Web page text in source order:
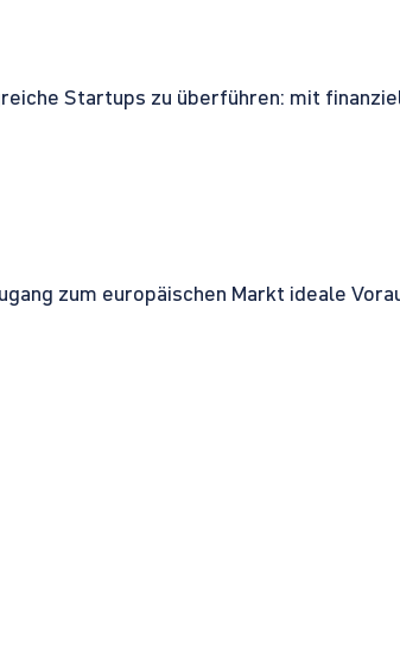
Startups zu überführen: mit
zum europäischen Markt ideale